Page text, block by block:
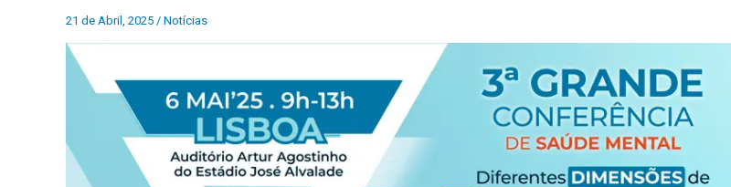
21 de Abril, 2025 / Notícias